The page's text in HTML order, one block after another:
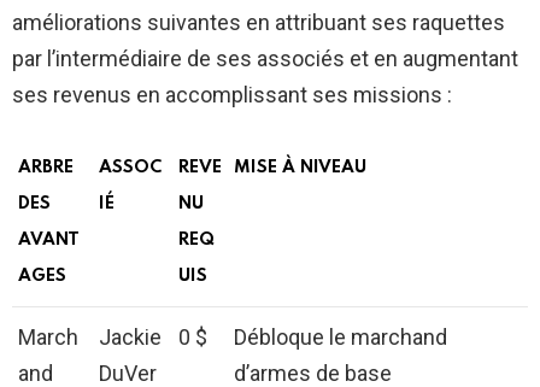
améliorations suivantes en attribuant ses raquettes
par l’intermédiaire de ses associés et en augmentant
ses revenus en accomplissant ses missions :
ARBRE
DES
AVANT
AGES
ASSOC
IÉ
REVE
NU
REQ
UIS
MISE À NIVEAU
March
and
Jackie
DuVer
0 $
Débloque le marchand
d’armes de base